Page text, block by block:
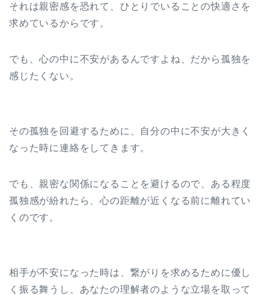
それは親密感を恐れて、ひとりでいることの快適さを
求めているからです。
でも、心の中に不安があるんですよね、だから孤独を
感じたくない。
その孤独を回避するために、自分の中に不安が大きく
なった時に連絡をしてきます。
でも、親密な関係になることを避けるので、ある程度
孤独感が紛れたら、心の距離が近くなる前に離れてい
くのです。
相手が不安になった時は、繋がりを求めるために優し
く振る舞うし、あなたの理解者のような立場を取って